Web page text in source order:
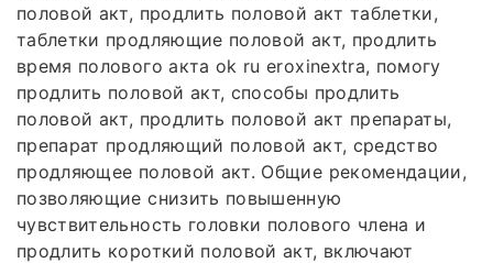
половой акт, продлить половой акт таблетки,
таблетки продляющие половой акт, продлить
время полового акта ok ru eroxinextra, помогу
продлить половой акт, способы продлить
половой акт, продлить половой акт препараты,
препарат продляющий половой акт, средство
продляющее половой акт. Общие рекомендации,
позволяющие снизить повышенную
чувствительность головки полового члена и
продлить короткий половой акт, включают